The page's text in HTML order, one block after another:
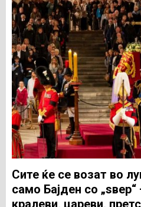
Сите ќе се возат во
само Бајден со
кралеви, цареви,